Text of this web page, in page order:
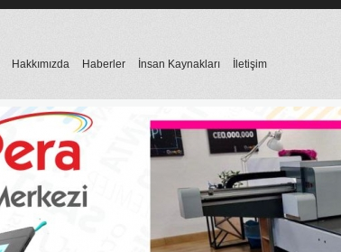
Hakkımızda Haberler İnsan Kaynakları İletişim